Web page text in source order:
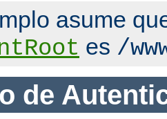
asume
es /
de